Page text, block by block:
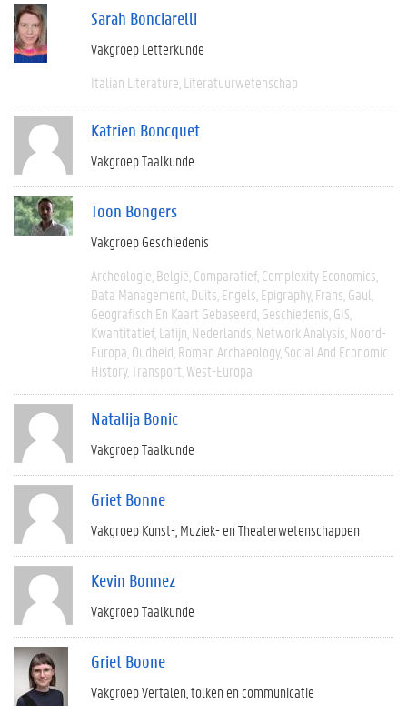
Sarah Bonciarelli
Vakgroep Letterkunde
Italian Literature Literatuurwetenschap
Katrien Boncquet
Vakgroep Taalkunde
Toon Bongers
Vakgroep Geschiedenis
Archeologie België Comparatief Complexity Economics
Data Management Duits Engels Epigraphy Frans Gaul
Geografisch En Kaart Gebaseerd Geschiedenis GIS
Kwantitatief Latijn Nederlands Network Analysis Noord-
Europa Oudheid Roman Archaeology Social And Economic
History Transport West-Europa
Natalija Bonic
Vakgroep Taalkunde
Griet Bonne
Vakgroep Kunst-, Muziek- en Theaterwetenschappen
Kevin Bonnez
Vakgroep Taalkunde
Griet Boone
Vakgroep Vertalen, tolken en communicatie